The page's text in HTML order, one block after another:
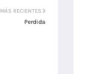
MÁS RECIENTES
Perdida